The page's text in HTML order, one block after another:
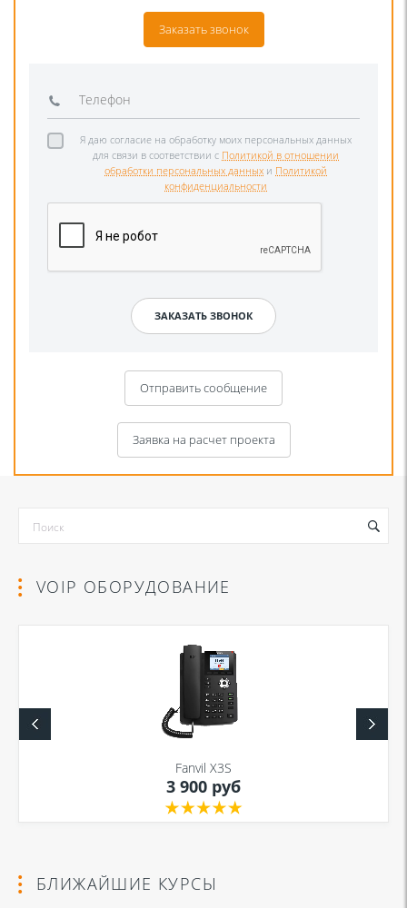
Заказать звонок
Я даю согласие на обработку моих персональных данных
для связи в соответствии с Политикой в отношении
обработки персональных данных и Политикой
конфиденциальности
Отправить сообщение
Я даю согласие на обработку моих персональных данных для связи
Политикой в отношении обработки персональных
Политикой конфиденциальности
Заявка на расчет проекта
Я даю согласие на обработку моих персональных данных для связи
Политикой в отношении обработки персональных
VOIP ОБОРУДОВАНИЕ
Fanvil X3S
3 900 руб
БЛИЖАЙШИЕ КУРСЫ